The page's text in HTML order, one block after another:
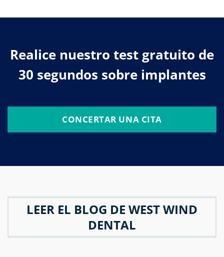
Realice nuestro test gratuito de
30 segundos sobre implantes
CONCERTAR UNA CITA
LEER EL BLOG DE WEST WIND
DENTAL